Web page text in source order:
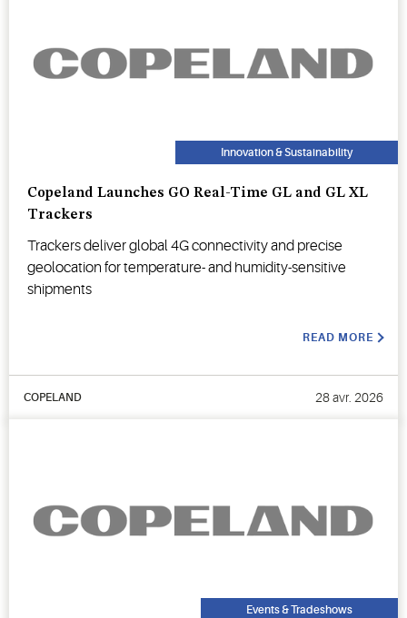
Innovation & Sustainability
Copeland Launches GO Real-Time GL and GL XL
Trackers
Trackers deliver global 4G connectivity and precise
geolocation for temperature- and humidity-sensitive
shipments
READ MORE
COPELAND 28 avr. 2026
Events & Tradeshows